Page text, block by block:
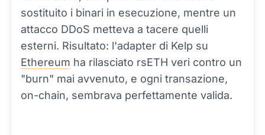
sostituito i binari in esecuzione, mentre un
attacco DDoS metteva a tacere quelli
esterni. Risultato: l'adapter di Kelp su
Ethereum ha rilasciato rsETH veri contro un
"burn" mai avvenuto, e ogni transazione,
on-chain, sembrava perfettamente valida.